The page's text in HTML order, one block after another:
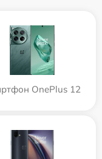
OnePlus 12